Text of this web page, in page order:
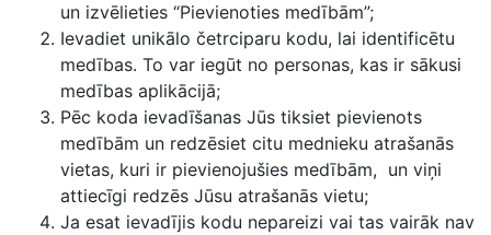
un izvēlieties “Pievienoties medībām”;
Ievadiet unikālo četrciparu kodu, lai identificētu
medības. To var iegūt no personas, kas ir sākusi
medības aplikācijā;
Pēc koda ievadīšanas Jūs tiksiet pievienots
medībām un redzēsiet citu mednieku atrašanās
vietas, kuri ir pievienojušies medībām, un viņi
attiecīgi redzēs Jūsu atrašanās vietu;
Ja esat ievadījis kodu nepareizi vai tas vairāk nav